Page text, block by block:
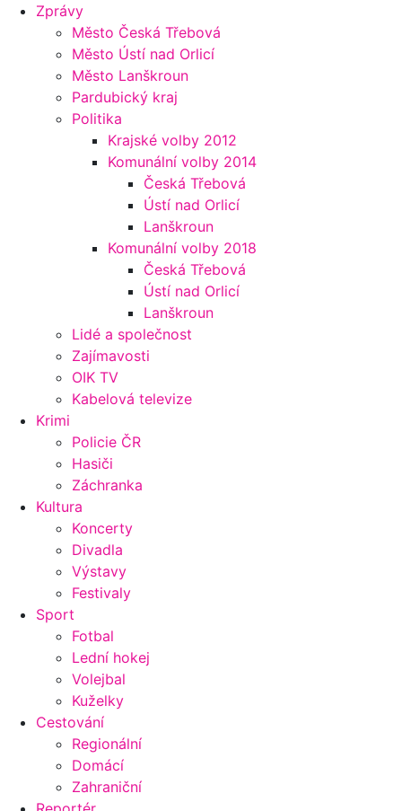
Zprávy
Město Česká Třebová
Město Ústí nad Orlicí
Město Lanškroun
Pardubický kraj
Politika
Krajské volby 2012
Komunální volby 2014
Česká Třebová
Ústí nad Orlicí
Lanškroun
Komunální volby 2018
Česká Třebová
Ústí nad Orlicí
Lanškroun
Lidé a společnost
Zajímavosti
OIK TV
Kabelová televize
Krimi
Policie ČR
Hasiči
Záchranka
Kultura
Koncerty
Divadla
Výstavy
Festivaly
Sport
Fotbal
Lední hokej
Volejbal
Kuželky
Cestování
Regionální
Domácí
Zahraniční